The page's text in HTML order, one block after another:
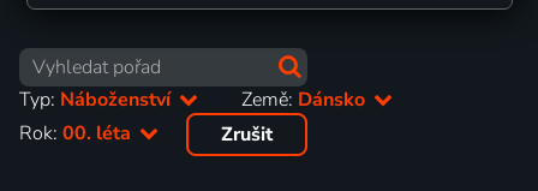
Typ: Náboženství Země: Dánsko
Rok: 00. léta Zrušit